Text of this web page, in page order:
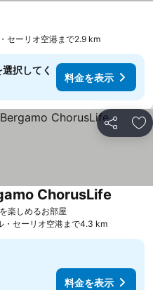
セーリオ空港まで2.9 km
択してく
料金を表示
シェア お
楽しめるお部屋
ChorusLife
・セーリオ空港まで4.3 km
料金を表示